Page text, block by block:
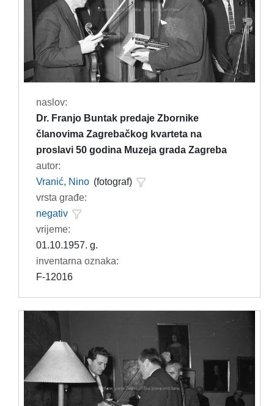
naslov:
Dr. Franjo Buntak predaje Zbornike
članovima Zagrebačkog kvarteta na
proslavi 50 godina Muzeja grada Zagreba
autor:
Vranić, Nino (fotograf)
vrsta građe:
negativ
vrijeme:
01.10.1957. g.
inventarna oznaka:
F-12016